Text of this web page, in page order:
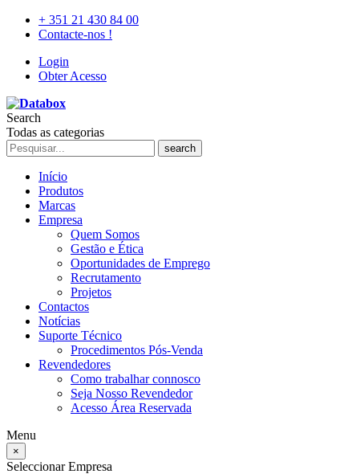
+ 351 21 430 84 00
Contacte-nos !
Login
Obter Acesso
Search
Todas as categorias
search
Início
Produtos
Marcas
Empresa
Quem Somos
Gestão e Ética
Oportunidades de Emprego
Recrutamento
Projetos
Contactos
Notícias
Suporte Técnico
Procedimentos Pós-Venda
Revendedores
Como trabalhar connosco
Seja Nosso Revendedor
Acesso Área Reservada
Menu
×
Seleccionar Empresa